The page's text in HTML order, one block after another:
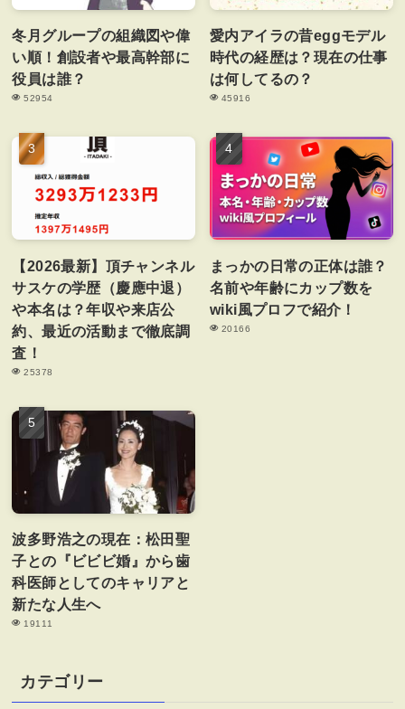
冬月グループの組織図や偉
い順！創設者や最高幹部に
役員は誰？
52954
愛内アイラの昔eggモデル
時代の経歴は？現在の仕事
は何してるの？
45916
【2026最新】頂チャンネル
サスケの学歴（慶應中退）
や本名は？年収や来店公
約、最近の活動まで徹底調
査！
25378
まっかの日常の正体は誰？
名前や年齢にカップ数を
wiki風プロフで紹介！
20166
波多野浩之の現在：松田聖
子との『ビビビ婚』から歯
科医師としてのキャリアと
新たな人生へ
19111
カテゴリー